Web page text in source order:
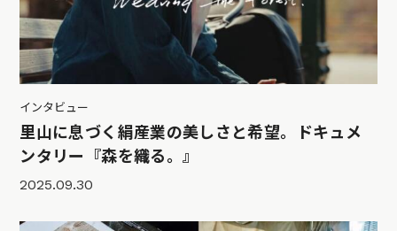
インタビュー
里山に息づく絹産業の美しさと希望。ドキュメ
ンタリー『森を織る。』
2025.09.30